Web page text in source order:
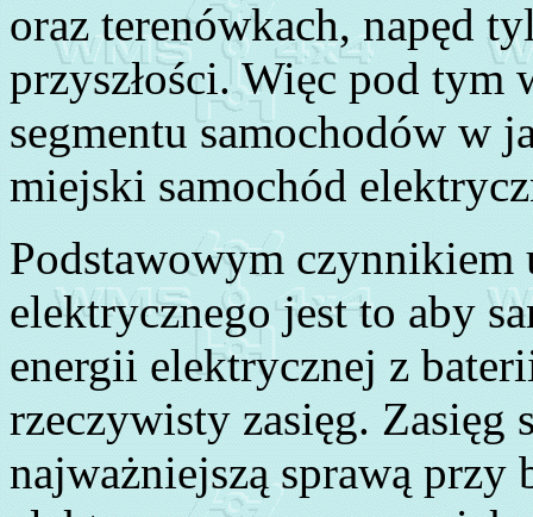
oraz terenówkach, napęd
przyszłości. Więc pod tym
segmentu samochodów w
miejski samochód
Podstawowym czynnikiem
elektrycznego jest to aby
energii elektrycznej z
rzeczywisty zasięg. Zasięg
najważniejszą sprawą przy